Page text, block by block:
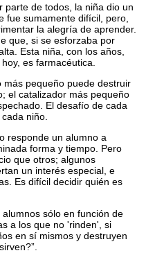
parte de todos, la niña dio un
fue sumamente difícil, pero,
la alegría de aprender.
que, si se esforzaba por
Esta niña, con los años,
es farmacéutica.
más pequeño puede destruir
el catalizador más pequeño
El desafío de cada
niño.
responde un alumno a
forma y tiempo. Pero
que otros; algunos
un interés especial, e
Es difícil decidir quién es
sólo en función de
a los que no 'rinden', si
en sí mismos y destruyen